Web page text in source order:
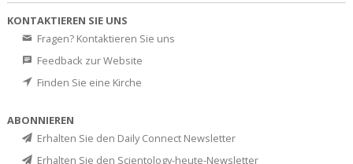
KONTAKTIEREN SIE UNS
Fragen? Kontaktieren Sie uns
Feedback zur Website
Finden Sie eine Kirche
ABONNIEREN
Erhalten Sie den Daily Connect Newsletter
Erhalten Sie den Scientology-heute-Newsletter